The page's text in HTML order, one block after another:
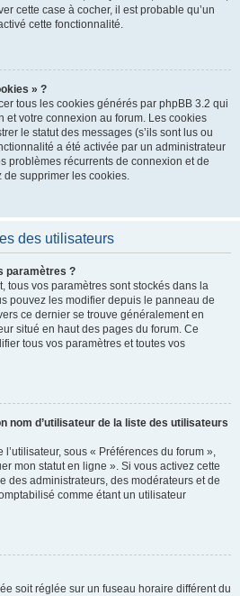
cette case à cocher, il est probable qu’un
cette fonctionnalité.
» ?
tous les cookies générés par phpBB 3.2 qui
et votre connexion au forum. Les cookies
le statut des messages (s’ils sont lus ou
a été activée par un administrateur
problèmes récurrents de connexion et de
supprimer les cookies.
des utilisateurs
paramètres ?
tous vos paramètres sont stockés dans la
pouvez les modifier depuis le panneau de
ce dernier se trouve généralement en
situé en haut des pages du forum. Ce
tous vos paramètres et toutes vos
nom d’utilisateur de la liste des utilisateurs
sous « Préférences du forum »,
mon statut en ligne ». Si vous activez cette
des administrateurs, des modérateurs et de
comme étant un utilisateur
soit réglée sur un fuseau horaire différent du